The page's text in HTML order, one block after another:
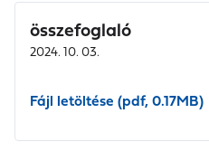
összefoglaló
2024. 10. 03.
Fájl letöltése (pdf, 0.17MB)